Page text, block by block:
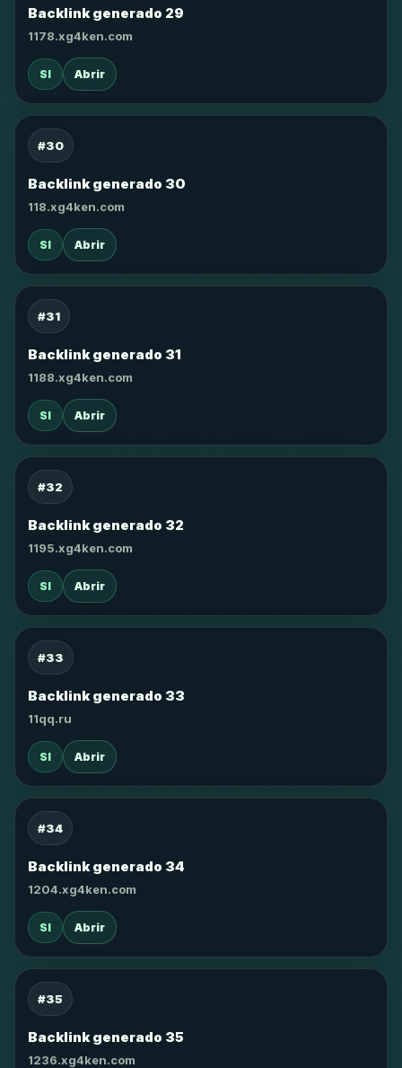
Backlink generado 29
1178.xg4ken.com
SI Abrir
#30
Backlink generado 30
118.xg4ken.com
SI Abrir
#31
Backlink generado 31
1188.xg4ken.com
SI Abrir
#32
Backlink generado 32
1195.xg4ken.com
SI Abrir
#33
Backlink generado 33
11qq.ru
SI Abrir
#34
Backlink generado 34
1204.xg4ken.com
SI Abrir
#35
Backlink generado 35
1236.xg4ken.com